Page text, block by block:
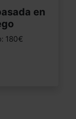
en
180€